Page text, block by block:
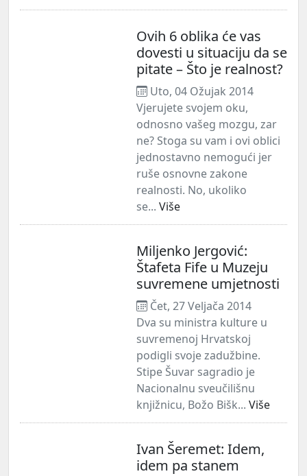
Ovih 6 oblika će vas
dovesti u situaciju da se
pitate – Što je realnost?
Uto, 04 Ožujak 2014
Vjerujete svojem oku,
odnosno vašeg mozgu, zar
ne? Stoga su vam i ovi oblici
jednostavno nemogući jer
ruše osnovne zakone
realnosti. No, ukoliko
se... Više
Miljenko Jergović:
Štafeta Fife u Muzeju
suvremene umjetnosti
Čet, 27 Veljača 2014
Dva su ministra kulture u
suvremenoj Hrvatskoj
podigli svoje zadužbine.
Stipe Šuvar sagradio je
Nacionalnu sveučilišnu
knjižnicu, Božo Bišk... Više
Ivan Šeremet: Idem,
idem pa stanem